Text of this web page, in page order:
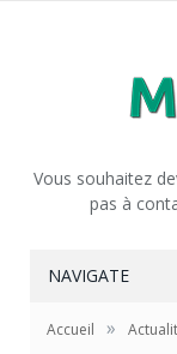
Vous souhaitez
pas à
NAVIGATE
Accueil »